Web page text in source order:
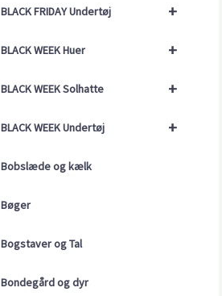
+
BLACK FRIDAY Undertøj
+
BLACK WEEK Huer
+
BLACK WEEK Solhatte
+
BLACK WEEK Undertøj
Bobslæde og kælk
Bøger
Bogstaver og Tal
Bondegård og dyr